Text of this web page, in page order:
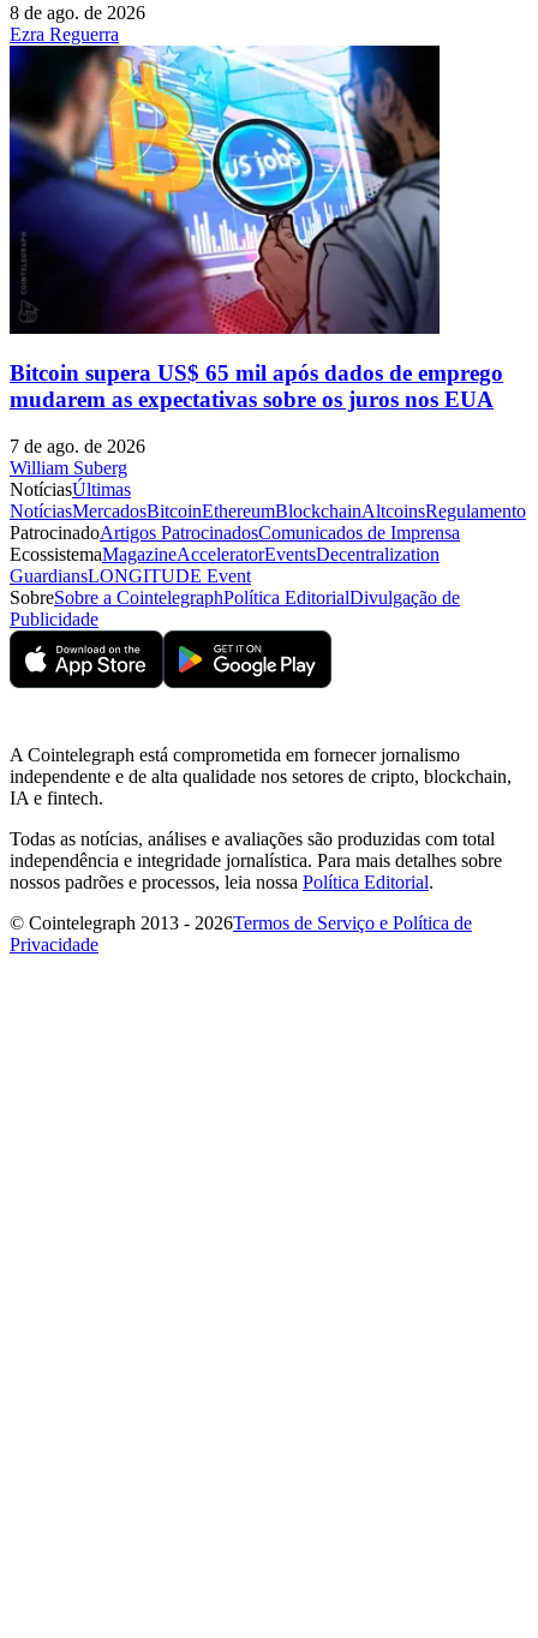
8 de ago. de 2026
Ezra Reguerra
Bitcoin supera US$ 65 mil após dados de emprego
mudarem as expectativas sobre os juros nos EUA
7 de ago. de 2026
William Suberg
NotíciasÚltimas
NotíciasMercadosBitcoinEthereumBlockchainAltcoinsRegulamento
PatrocinadoArtigos PatrocinadosComunicados de Imprensa
EcossistemaMagazineAcceleratorEventsDecentralization
GuardiansLONGITUDE Event
SobreSobre a CointelegraphPolítica EditorialDivulgação de
Publicidade
A Cointelegraph está comprometida em fornecer jornalismo
independente e de alta qualidade nos setores de cripto, blockchain,
IA e fintech.
Todas as notícias, análises e avaliações são produzidas com total
independência e integridade jornalística. Para mais detalhes sobre
nossos padrões e processos, leia nossa Política Editorial.
© Cointelegraph 2013 - 2026Termos de Serviço e Política de
Privacidade